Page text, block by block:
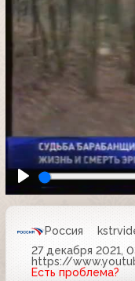
Россия
27 декабря 2021,
https://
Есть проблема?